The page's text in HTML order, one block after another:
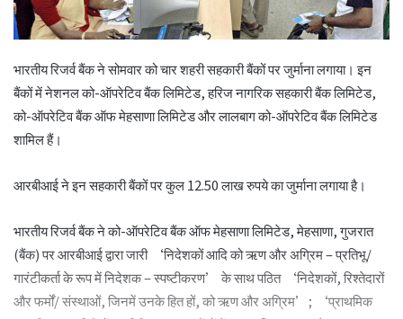
भारतीय रिजर्व बैंक ने सोमवार को चार शहरी सहकारी बैंकों पर जुर्माना लगाया। इन
बैंकों में नेशनल को-ऑपरेटिव बैंक लिमिटेड, हरिज नागरिक सहकारी बैंक लिमिटेड,
को-ऑपरेटिव बैंक ऑफ मेहसाणा लिमिटेड और लालबाग को-ऑपरेटिव बैंक लिमिटेड
शामिल हैं।
आरबीआई ने इन सहकारी बैंकों पर कुल 12.50 लाख रुपये का जुर्माना लगाया है।
भारतीय रिजर्व बैंक ने को-ऑपरेटिव बैंक ऑफ मेहसाणा लिमिटेड, मेहसाणा, गुजरात
(बैंक) पर आरबीआई द्वारा जारी ‘निदेशकों आदि को ऋण और अग्रिम – प्रतिभू/
गारंटीकर्ता के रूप में निदेशक – स्पष्टीकरण’ के साथ पठित ‘निदेशकों, रिश्तेदारों
और फर्मों/ संस्थाओं, जिनमें उनके हित हों, को ऋण और अग्रिम’; ‘प्राथमिक